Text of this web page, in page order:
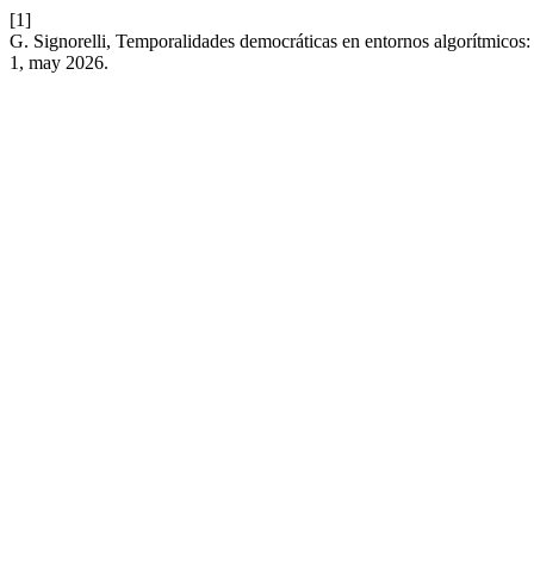
[1]
G. Signorelli, Temporalidades democráticas en entornos
1, may 2026.